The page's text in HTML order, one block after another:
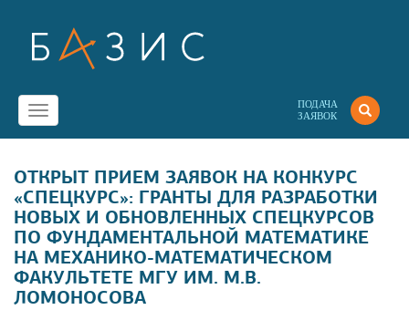
ПОДАЧА
ЗАЯВОК
Toggle
navigation
ОТКРЫТ ПРИЕМ ЗАЯВОК НА КОНКУРС
«СПЕЦКУРС»: ГРАНТЫ ДЛЯ РАЗРАБОТКИ
НОВЫХ И ОБНОВЛЕННЫХ СПЕЦКУРСОВ
ПО ФУНДАМЕНТАЛЬНОЙ МАТЕМАТИКЕ
НА МЕХАНИКО-МАТЕМАТИЧЕСКОМ
ФАКУЛЬТЕТЕ МГУ ИМ. М.В.
ЛОМОНОСОВА